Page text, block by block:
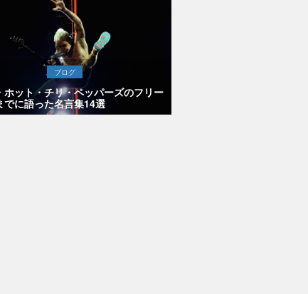
ブログ
ホット・チリ・ペッパーズのフリー
でに語った名言集14選